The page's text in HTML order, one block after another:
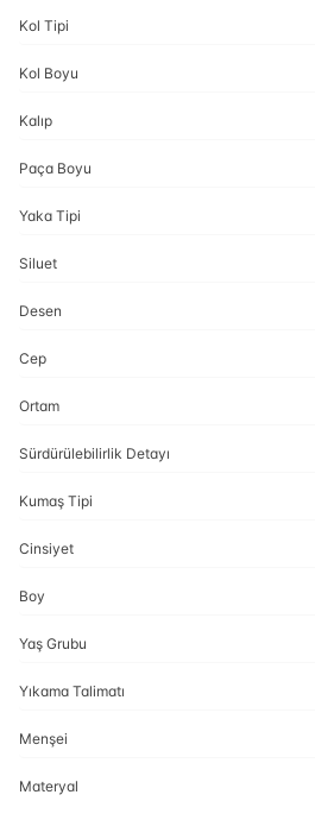
Kol Tipi
Kol Boyu
Kalıp
Paça Boyu
Yaka Tipi
Siluet
Desen
Cep
Ortam
Sürdürülebilirlik Detayı
Kumaş Tipi
Cinsiyet
Boy
Yaş Grubu
Yıkama Talimatı
Menşei
Materyal